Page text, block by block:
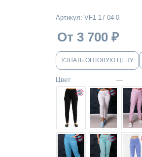
Артикул: VF1-17-04-0
От 3 700 ₽
УЗНАТЬ ОПТОВУЮ ЦЕНУ
Цвет —